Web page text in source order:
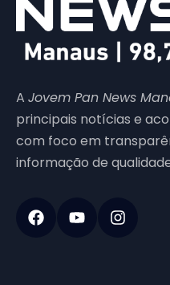
A Jovem Pan News
principais notícias e
com foco em
informação de